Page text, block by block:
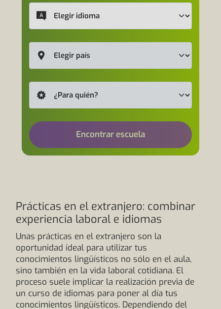
Encontrar escuela
Prácticas en el extranjero: combinar
experiencia laboral e idiomas
Unas prácticas en el extranjero son la
oportunidad ideal para utilizar tus
conocimientos lingüísticos no sólo en el aula,
sino también en la vida laboral cotidiana. El
proceso suele implicar la realización previa de
un curso de idiomas para poner al día tus
conocimientos lingüísticos. Dependiendo del